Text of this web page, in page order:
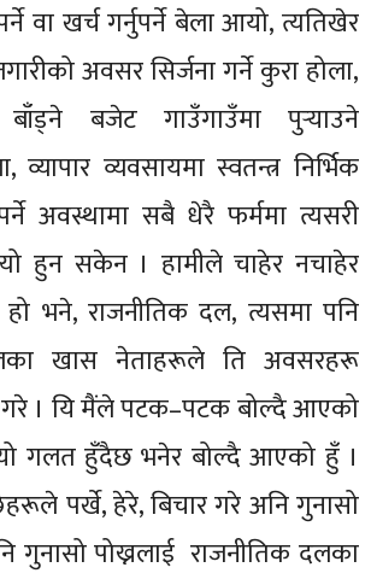
वा खर्च गर्नुपर्ने बेला आयो, त्यतिखेर
अवसर सिर्जना गर्ने कुरा होला,
बाँड्ने बजेट गाउँगाउँमा पुर्‍याउने
व्यापार व्यवसायमा स्वतन्त्र निर्भिक
अवस्थामा सबै धेरै फर्ममा त्यसरी
हुन सकेन । हामीले चाहेर नचाहेर
हो भने, राजनीतिक दल, त्यसमा पनि
खास नेताहरूले ति अवसरहरू
। यि मैंले पटक–पटक बोल्दै आएको
गलत हुँदैछ भनेर बोल्दै आएको हुँ ।
पर्खे, हेरे, बिचार गरे अनि गुनासो
गुनासो पोख्नलाई राजनीतिक दलका